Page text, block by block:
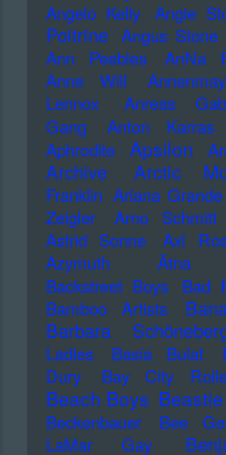
Angelo Kelly
Angie
Poitrine Angus Stone
Ann Peebles
AnNa
Anne Will
Lennox
Anreas
Gang
Anton Karras
Aphrodite Apsilon
Archive Arctic
Franklin Ariana Grande
Zeigler
Arno Schmitt
Astrid Sonne
Axl
Azymuth Ätna
Backstreet Boys
Bad
Bamboo Artists
Barbara
Ladies
Basia Bulat
Dury
Bay City
Beach Boys
Beckenbauer Bee
LaMar Gay